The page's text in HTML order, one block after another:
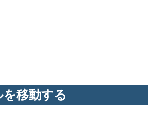
移動する